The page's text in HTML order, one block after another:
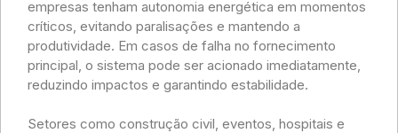
empresas tenham autonomia energética em momentos
críticos, evitando paralisações e mantendo a
produtividade. Em casos de falha no fornecimento
principal, o sistema pode ser acionado imediatamente,
reduzindo impactos e garantindo estabilidade.
Setores como construção civil, eventos, hospitais e